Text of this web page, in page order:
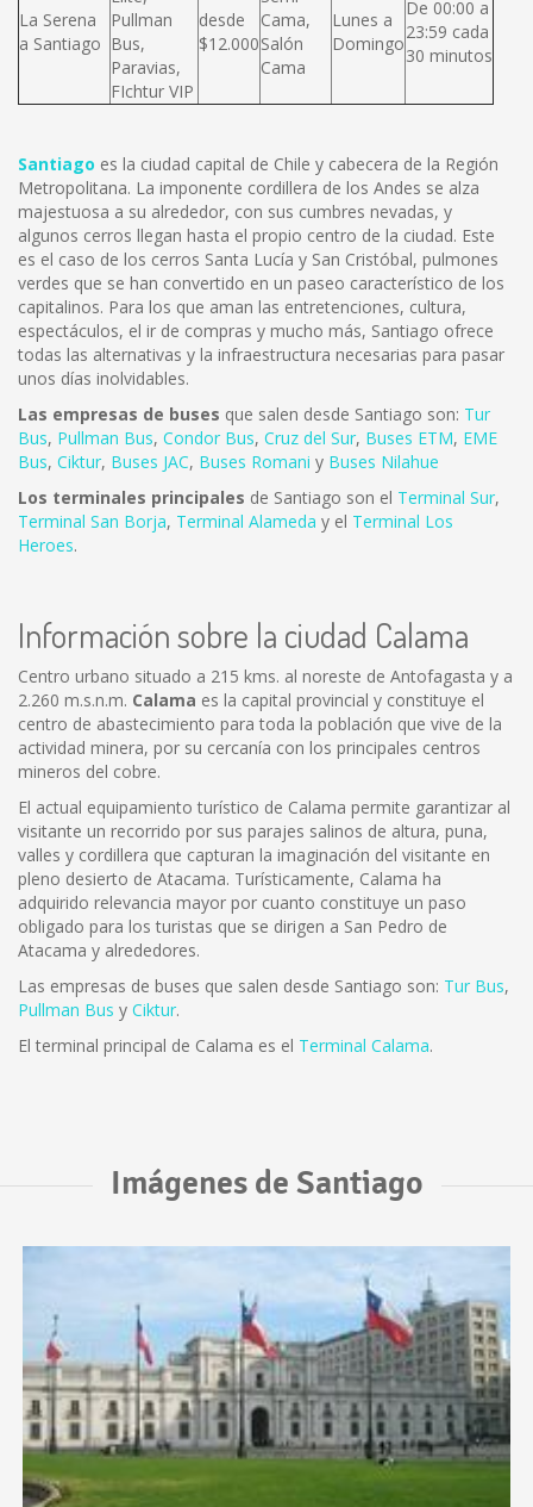
La Serena
a Santiago
Pullman
Bus,
Paravias,
FIchtur VIP
desde
$12.000
Cama,
Salón
Cama
Lunes a
Domingo
De 00:00 a
23:59 cada
30 minutos
Santiago es la ciudad capital de Chile y cabecera de la Región
Metropolitana. La imponente cordillera de los Andes se alza
majestuosa a su alrededor, con sus cumbres nevadas, y
algunos cerros llegan hasta el propio centro de la ciudad. Este
es el caso de los cerros Santa Lucía y San Cristóbal, pulmones
verdes que se han convertido en un paseo característico de los
capitalinos. Para los que aman las entretenciones, cultura,
espectáculos, el ir de compras y mucho más, Santiago ofrece
todas las alternativas y la infraestructura necesarias para pasar
unos días inolvidables.
Las empresas de buses que salen desde Santiago son: Tur
Bus, Pullman Bus, Condor Bus, Cruz del Sur, Buses ETM, EME
Bus, Ciktur, Buses JAC, Buses Romani y Buses Nilahue
Los terminales principales de Santiago son el Terminal Sur,
Terminal San Borja, Terminal Alameda y el Terminal Los
Heroes.
Información sobre la ciudad Calama
Centro urbano situado a 215 kms. al noreste de Antofagasta y a
2.260 m.s.n.m. Calama es la capital provincial y constituye el
centro de abastecimiento para toda la población que vive de la
actividad minera, por su cercanía con los principales centros
mineros del cobre.
El actual equipamiento turístico de Calama permite garantizar al
visitante un recorrido por sus parajes salinos de altura, puna,
valles y cordillera que capturan la imaginación del visitante en
pleno desierto de Atacama. Turísticamente, Calama ha
adquirido relevancia mayor por cuanto constituye un paso
obligado para los turistas que se dirigen a San Pedro de
Atacama y alrededores.
Las empresas de buses que salen desde Santiago son: Tur Bus,
Pullman Bus y Ciktur.
El terminal principal de Calama es el Terminal Calama.
Imágenes de Santiago